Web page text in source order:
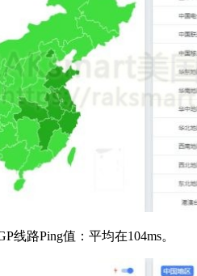
线路Ping值：平均在104ms。